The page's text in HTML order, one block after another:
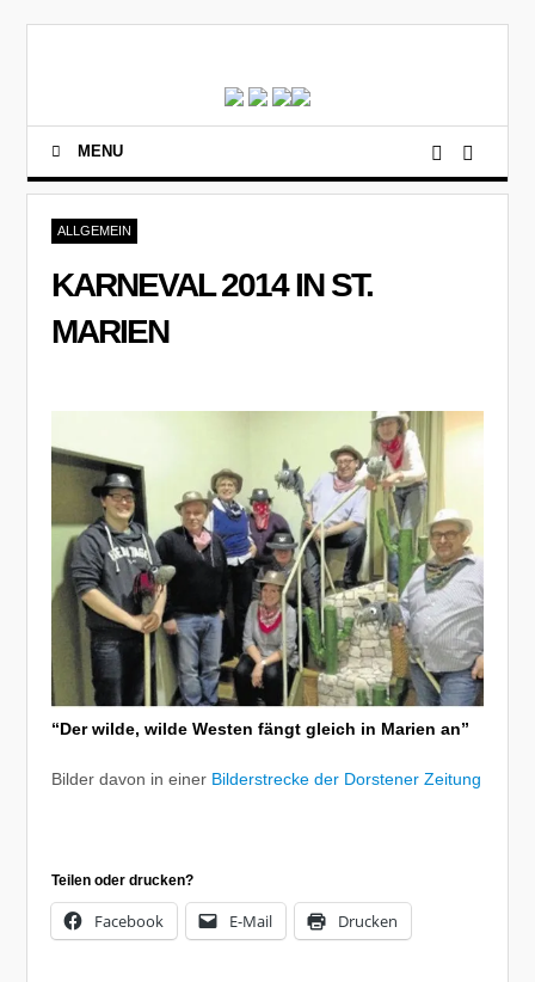
MENU
ALLGEMEIN
KARNEVAL 2014 IN ST.
MARIEN
“Der wilde, wilde Westen fängt gleich in Marien an”
Bilder davon in einer Bilderstrecke der Dorstener Zeitung
Teilen oder drucken?
Facebook E-Mail Drucken